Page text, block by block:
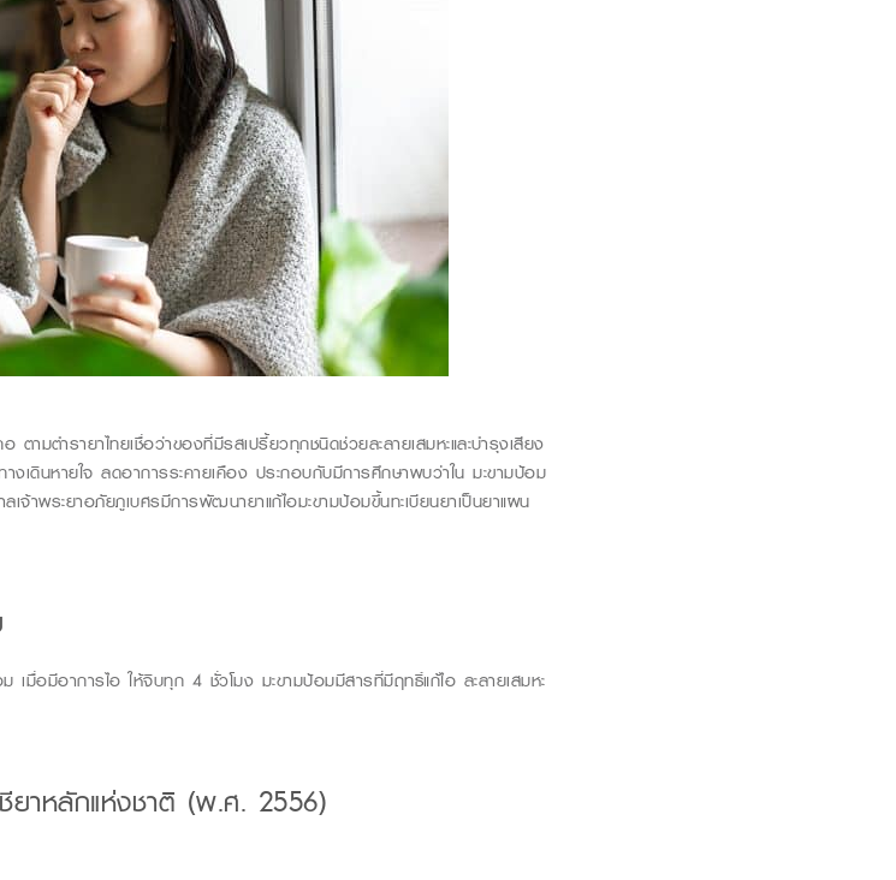
อ ตามตำรายาไทยเชื่อว่าของที่มีรสเปรี้ยวทุกชนิดช่วยละลายเสมหะและบำรุงเสียง
งเดินหายใจ ลดอาการระคายเคือง ประกอบกับมีการศึกษาพบว่าใน มะขามป้อม
ลเจ้าพระยาอภัยภูเบศรมีการพัฒนายาแก้ไอมะขามป้อมขึ้นทะเบียนยาเป็นยาแผน
มื่อมีอาการไอ ให้จิบทุก 4 ชั่วโมง มะขามป้อมมีสารที่มีฤทธิ์แก้ไอ ละลายเสมหะ
ยาหลักแห่งชาติ (พ.ศ. 2556)